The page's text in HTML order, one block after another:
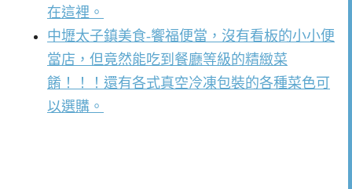
在這裡。
中壢太子鎮美食-饗福便當，沒有看板的小小便
當店，但竟然能吃到餐廳等級的精緻菜
餚！！！還有各式真空冷凍包裝的各種菜色可
以選購。